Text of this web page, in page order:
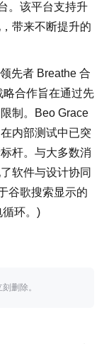
。该平台支持升
带来不断提升的
先者 Breathe 合
合作旨在通过先
制。Beo Grace
内部测试中已突
杆。与大多数消
软件与设计协同
谷歌搜索显示的
循环。)
删除。